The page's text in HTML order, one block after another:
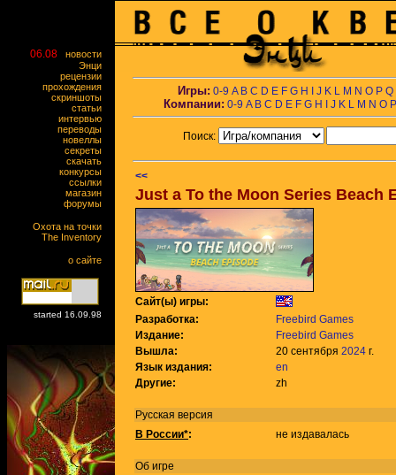
06.08
новости
Энци
рецензии
прохождения
скриншоты
статьи
интервью
переводы
новеллы
секреты
скачать
конкурсы
ссылки
магазин
форумы
Охота на точки
The Inventory
о сайте
started 16.09.98
Игры: 0-9 A B C D E F G H J K L M N O P Q
Компании: 0-9 A B C D E F G H J K L M N O P
Поиск:
<<
Just a To the Moon Series Beach
Сайт(ы) игры:
Разработка:
Freebird Games
Издание:
Freebird Games
Вышла:
20 сентября 2024 г.
Язык издания:
en
Другие:
zh
Русская версия
В России*: не издавалась
Об игре